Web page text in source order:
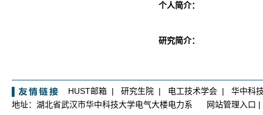
个人简介：
研究简介：
HUST邮箱 | 研究生院 | 电工技术学会 | 华中科
地址：湖北省武汉市华中科技大学电气大楼电力系
网站管理入口 |